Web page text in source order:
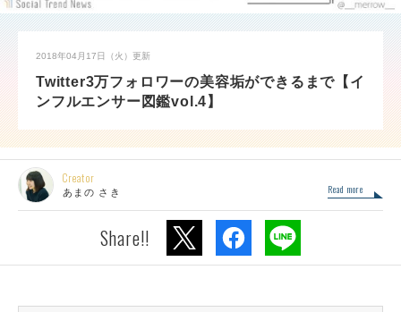
2018年04月17日（火） 更新
Twitter3万フォロワーの美容垢ができるまで【イ
ンフルエンサー図鑑vol.4】
Creator
あまの さき Read more
Share!!